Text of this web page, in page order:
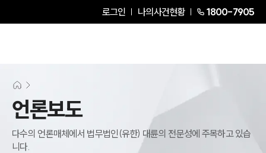
로그인 나의사건현황 1800-7905
언론보도
다수의 언론매체에서 법무법인(유한) 대륜의 전문성에 주목하고 있습
니다.